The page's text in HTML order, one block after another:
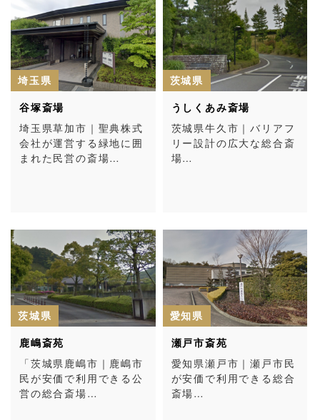
埼玉県
谷塚斎場
埼玉県草加市｜聖典株式
会社が運営する緑地に囲
まれた民営の斎場…
茨城県
うしくあみ斎場
茨城県牛久市｜バリアフ
リー設計の広大な総合斎
場…
茨城県
鹿嶋斎苑
「茨城県鹿嶋市｜鹿嶋市
民が安価で利用できる公
営の総合斎場…
愛知県
瀬戸市斎苑
愛知県瀬戸市｜瀬戸市民
が安価で利用できる総合
斎場…